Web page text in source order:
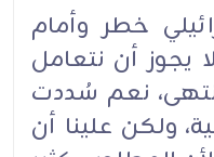
خطر وأمام
يجوز أن نتعامل
نعم سُددت
ولكن علينا أن